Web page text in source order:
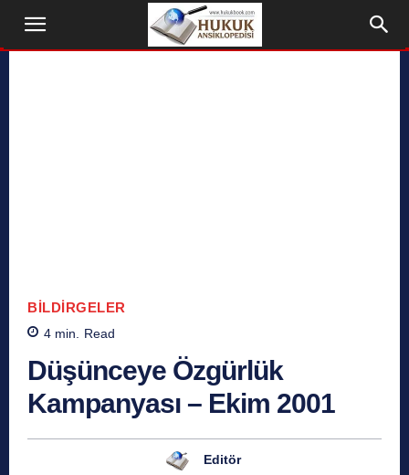
BILDIRGELER
4 min. Read
Düşünceye Özgürlük
Kampanyası – Ekim 2001
Editör